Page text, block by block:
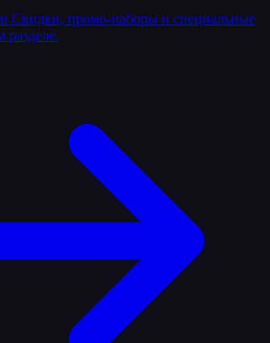
Скидки, промо-наборы и специальные
разделе.